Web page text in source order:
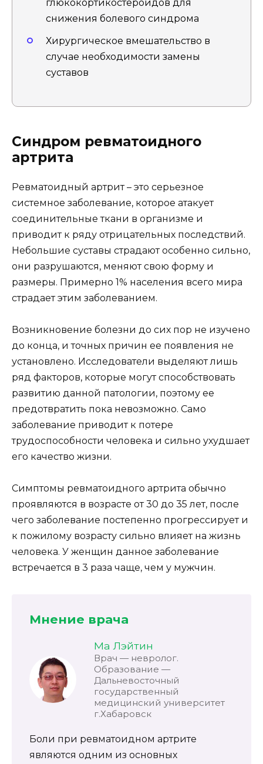
глюкокортикостероидов для
снижения болевого синдрома
Хирургическое вмешательство в
случае необходимости замены
суставов
Синдром ревматоидного
артрита
Ревматоидный артрит – это серьезное
системное заболевание, которое атакует
соединительные ткани в организме и
приводит к ряду отрицательных последствий.
Небольшие суставы страдают особенно сильно,
они разрушаются, меняют свою форму и
размеры. Примерно 1% населения всего мира
страдает этим заболеванием.
Возникновение болезни до сих пор не изучено
до конца, и точных причин ее появления не
установлено. Исследователи выделяют лишь
ряд факторов, которые могут способствовать
развитию данной патологии, поэтому ее
предотвратить пока невозможно. Само
заболевание приводит к потере
трудоспособности человека и сильно ухудшает
его качество жизни.
Симптомы ревматоидного артрита обычно
проявляются в возрасте от 30 до 35 лет, после
чего заболевание постепенно прогрессирует и
к пожилому возрасту сильно влияет на жизнь
человека. У женщин данное заболевание
встречается в 3 раза чаще, чем у мужчин.
Мнение врача
Ма Лэйтин
Врач — невролог.
Образование —
Дальневосточный
государственный
медицинский университет
г.Хабаровск
Боли при ревматоидном артрите
являются одним из основных